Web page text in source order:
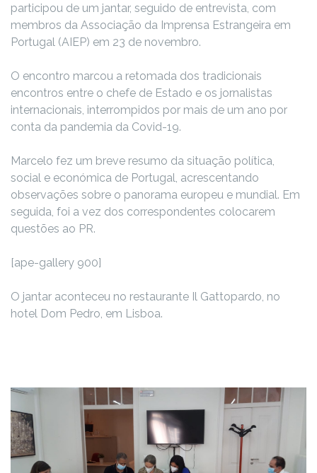
participou de um jantar, seguido de entrevista, com
membros da Associação da Imprensa Estrangeira em
Portugal (AIEP) em 23 de novembro.
O encontro marcou a retomada dos tradicionais
encontros entre o chefe de Estado e os jornalistas
internacionais, interrompidos por mais de um ano por
conta da pandemia da Covid-19.
Marcelo fez um breve resumo da situação política,
social e económica de Portugal, acrescentando
observações sobre o panorama europeu e mundial. Em
seguida, foi a vez dos correspondentes colocarem
questões ao PR.
[ape-gallery 900]
O jantar aconteceu no restaurante Il Gattopardo, no
hotel Dom Pedro, em Lisboa.